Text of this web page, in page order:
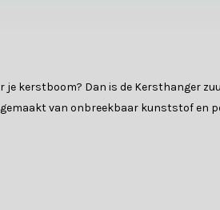
je kerstboom? Dan is de Kersthanger
van onbreekbaar kunststof en